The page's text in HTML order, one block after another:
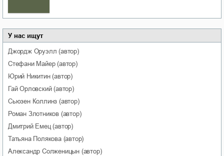
У нас ищут
Джордж Оруэлл (автор)
Стефани Майер(автор)
Юрий Никитин(автор)
Гай Орловский(автор)
Сьюзен Коллинз (автор)
Роман Злотников (автор)
Дмитрий Емец(автор)
Татьяна Полякова(автор)
Александр Солженицын (автор)